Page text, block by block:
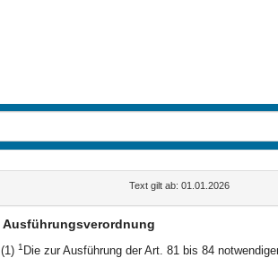
Text gilt ab: 01.01.2026
Ausführungsverordnung
(1) 1 Die zur Ausführung der Art. 81 bis 84